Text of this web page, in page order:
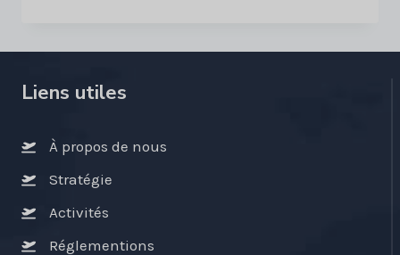
N°0008/ANAC/DG-
Liens utiles
À propos de nous
Stratégie
Activités
Réglementions